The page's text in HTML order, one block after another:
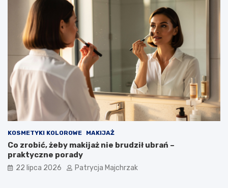
KOSMETYKI KOLOROWE MAKIJAŻ
Co zrobić, żeby makijaż nie brudził ubrań –
praktyczne porady
22 lipca 2026 Patrycja Majchrzak